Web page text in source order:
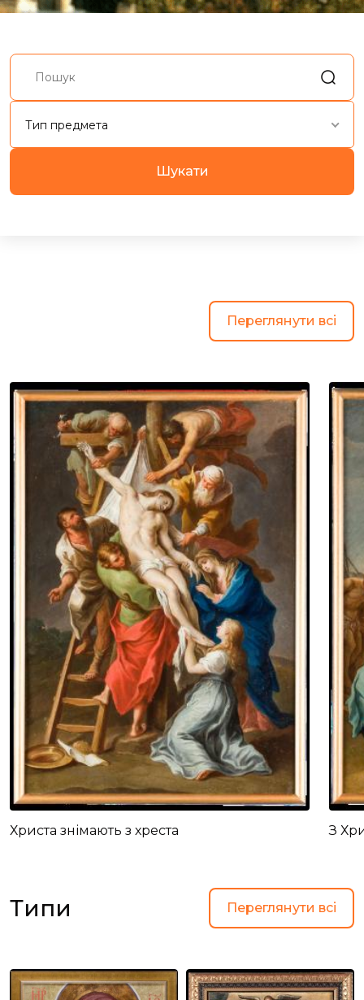
Тип предмета
Шукати
Переглянути всі
Христа знімають з хреста З
Типи Переглянути всі